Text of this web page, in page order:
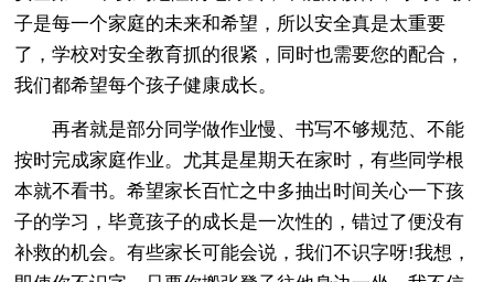
子是每一个家庭的未来和希望，所以安全真是太重要
了，学校对安全教育抓的很紧，同时也需要您的配合，
我们都希望每个孩子健康成长。
再者就是部分同学做作业慢、书写不够规范、不能
按时完成家庭作业。尤其是星期天在家时，有些同学根
本就不看书。希望家长百忙之中多抽出时间关心一下孩
子的学习，毕竟孩子的成长是一次性的，错过了便没有
补救的机会。有些家长可能会说，我们不识字呀!我想，